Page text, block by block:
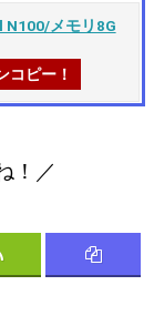
N100/メモリ8G
コピー！
！／